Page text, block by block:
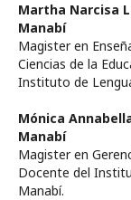
Martha Narcisa
Manabí
Magister en
Ciencias de la
Instituto de
Mónica
Manabí
Magister en
Docente del
Manabí.